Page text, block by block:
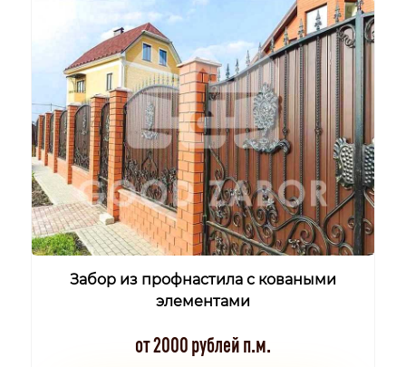
Забор из профнастила с коваными
элементами
от 2000 рублей п.м.